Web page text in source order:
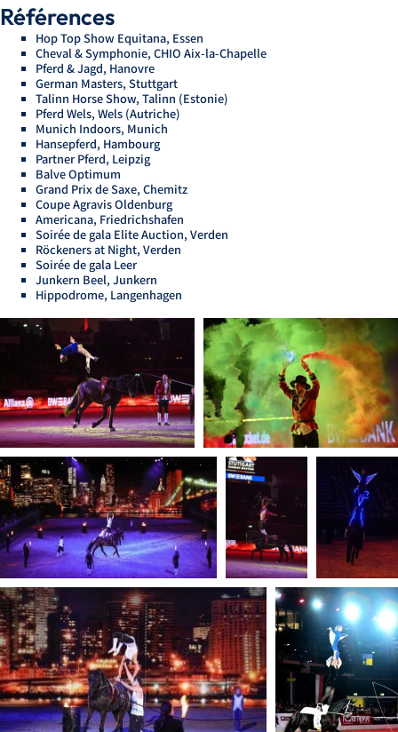
Références
Hop Top Show Equitana, Essen
Cheval & Symphonie, CHIO Aix-la-Chapelle
Pferd & Jagd, Hanovre
German Masters, Stuttgart
Talinn Horse Show, Talinn (Estonie)
Pferd Wels, Wels (Autriche)
Munich Indoors, Munich
Hansepferd, Hambourg
Partner Pferd, Leipzig
Balve Optimum
Grand Prix de Saxe, Chemitz
Coupe Agravis Oldenburg
Americana, Friedrichshafen
Soirée de gala Elite Auction, Verden
Röckeners at Night, Verden
Soirée de gala Leer
Junkern Beel, Junkern
Hippodrome, Langenhagen